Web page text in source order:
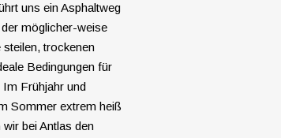
uns ein Asphaltweg
möglicher-weise
trockenen
Bedingungen für
Frühjahr und
Sommer extrem heiß
bei Antlas den